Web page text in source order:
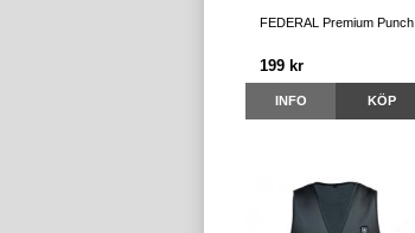
FEDERAL Premium Punch
199 kr
INFO KÖP